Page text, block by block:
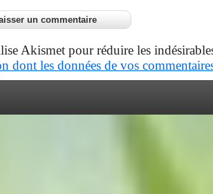
Akismet pour réduire les
dont les données de vos